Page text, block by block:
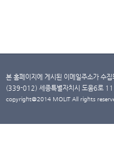
본 홈페이지에 게시된 이메일주소가 수
(339-012) 세종특별자치시 도움6로
copyright@2014 MOLIT All rights